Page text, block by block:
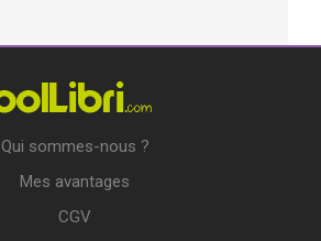
Qui sommes-nous ?
Mes avantages
CGV